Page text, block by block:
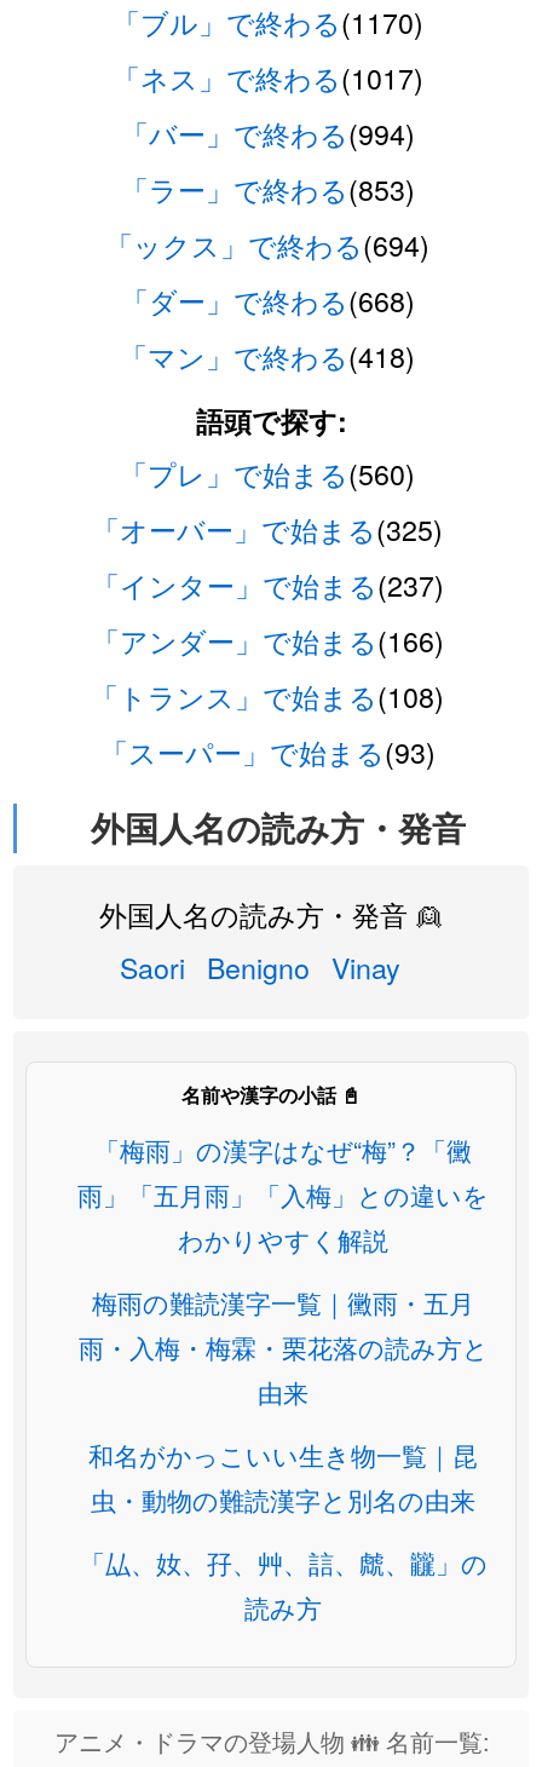
「ブル」で終わる(1170)
「ネス」で終わる(1017)
「バー」で終わる(994)
「ラー」で終わる(853)
「ックス」で終わる(694)
「ダー」で終わる(668)
「マン」で終わる(418)
語頭で探す:
「プレ」で始まる(560)
「オーバー」で始まる(325)
「インター」で始まる(237)
「アンダー」で始まる(166)
「トランス」で始まる(108)
「スーパー」で始まる(93)
外国人名の読み方・発音
外国人名の読み方・発音 👱
Saori Benigno Vinay
名前や漢字の小話 📓
「梅雨」の漢字はなぜ“梅”？「黴
雨」「五月雨」「入梅」との違いを
わかりやすく解説
梅雨の難読漢字一覧｜黴雨・五月
雨・入梅・梅霖・栗花落の読み方と
由来
和名がかっこいい生き物一覧｜昆
虫・動物の難読漢字と別名の由来
「厸、奻、孖、艸、誩、虤、龖」の
読み方
アニメ・ドラマの登場人物 👪 名前一覧: